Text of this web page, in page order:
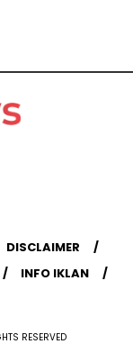
DISCLAIMER
INFO IKLAN
RESERVED